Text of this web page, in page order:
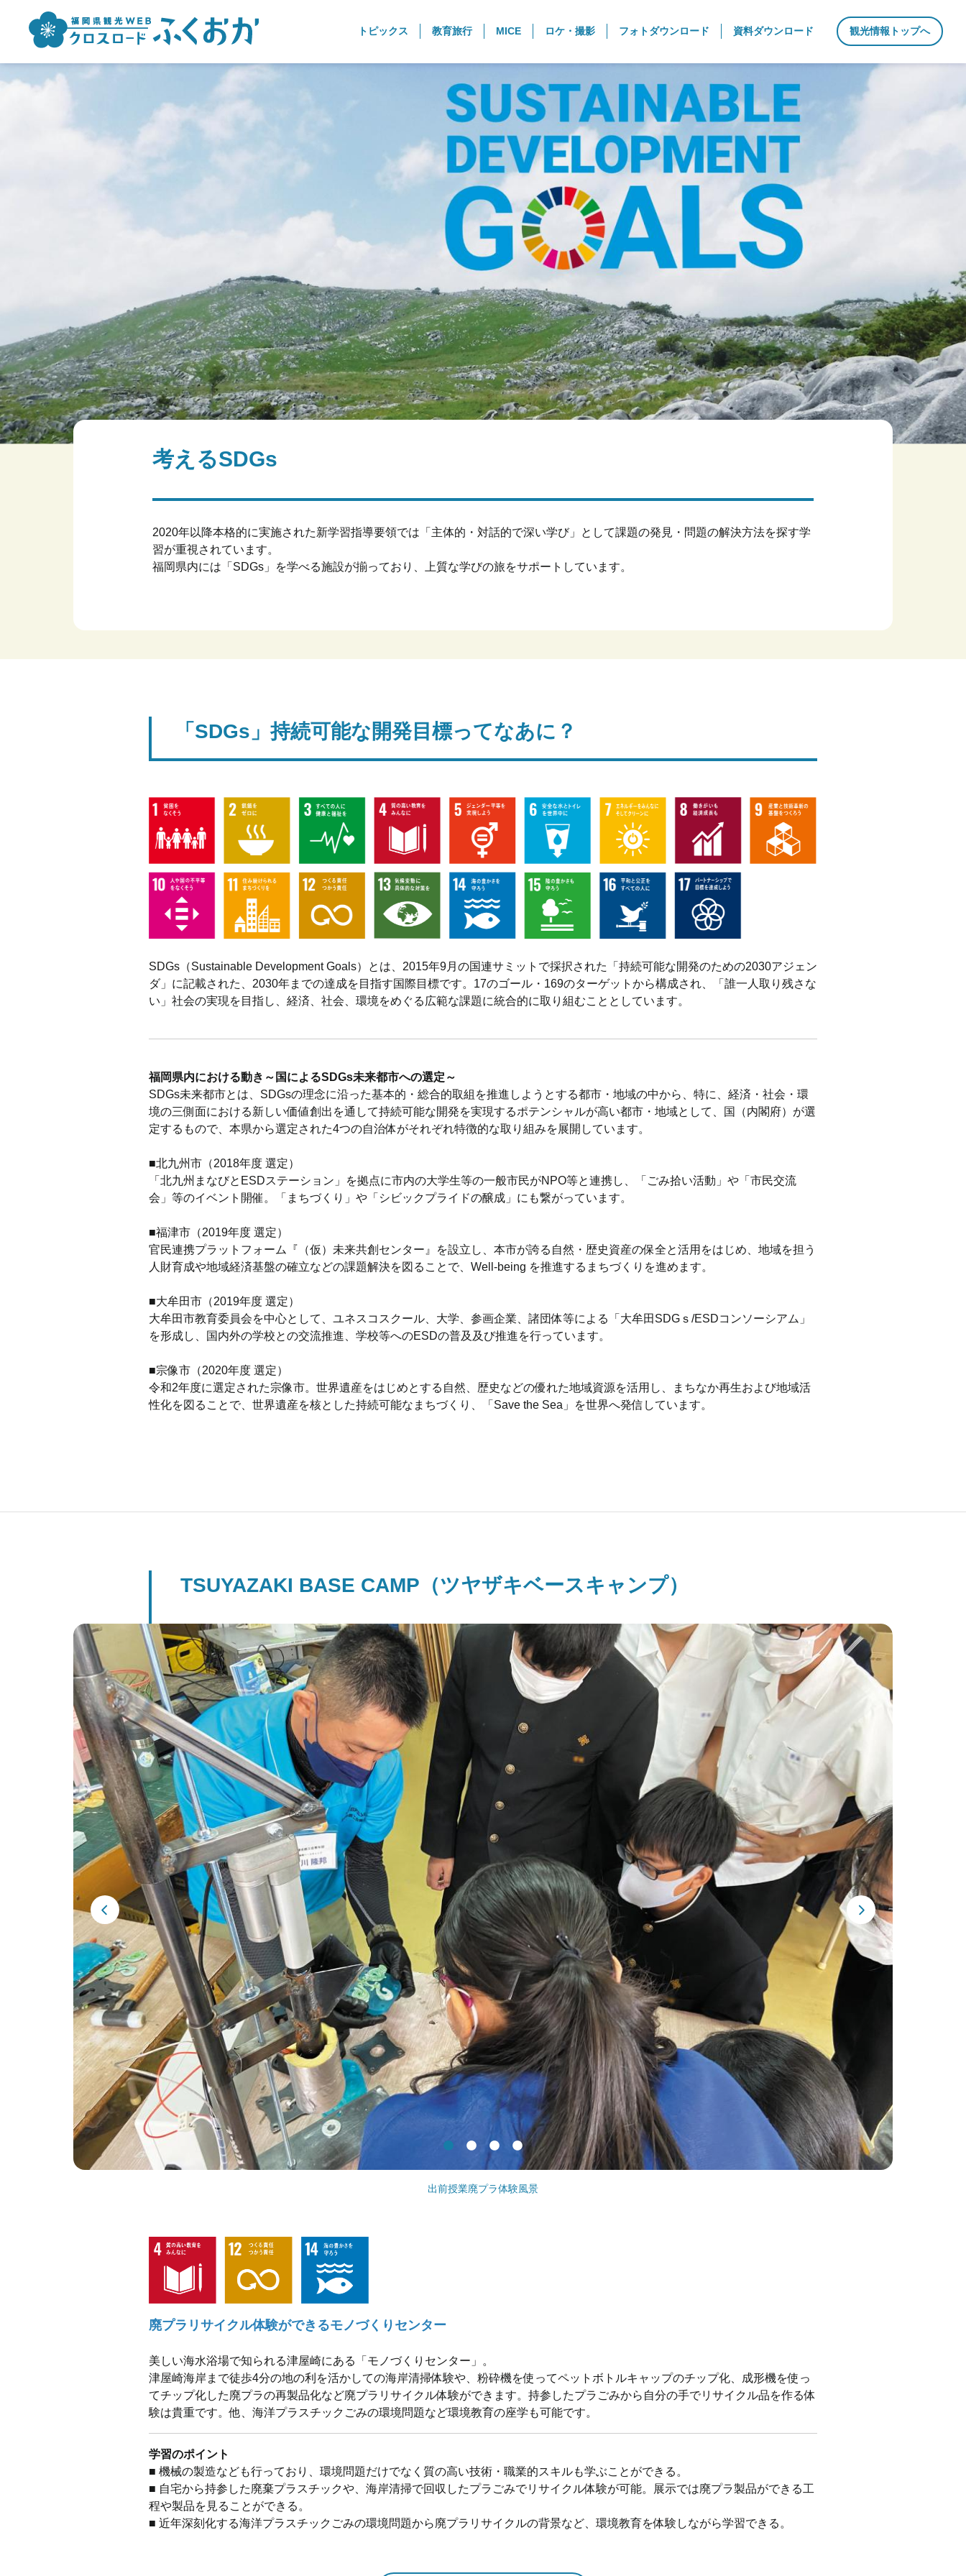
トピックス 教育旅行 MICE ロケ・撮影 フォトダウンロード 資料ダウンロード 観光情報トップへ
考えるSDGs
2020年以降本格的に実施された新学習指導要領では「主体的・対話的で深い学び」として課題の発見・問題の解決方法を探す学
習が重視されています。
福岡県内には「SDGs」を学べる施設が揃っており、上質な学びの旅をサポートしています。
「SDGs」持続可能な開発目標ってなあに？
SDGs（Sustainable Development Goals）とは、2015年9月の国連サミットで採択された「持続可能な開発のための2030アジェン
ダ」に記載された、2030年までの達成を目指す国際目標です。17のゴール・169のターゲットから構成され、「誰一人取り残さな
い」社会の実現を目指し、経済、社会、環境をめぐる広範な課題に統合的に取り組むこととしています。
福岡県内における動き～国によるSDGs未来都市への選定～
SDGs未来都市とは、SDGsの理念に沿った基本的・総合的取組を推進しようとする都市・地域の中から、特に、経済・社会・環
境の三側面における新しい価値創出を通して持続可能な開発を実現するポテンシャルが高い都市・地域として、国（内閣府）が選
定するもので、本県から選定された4つの自治体がそれぞれ特徴的な取り組みを展開しています。
■北九州市（2018年度 選定）
「北九州まなびとESDステーション」を拠点に市内の大学生等の一般市民がNPO等と連携し、「ごみ拾い活動」や「市民交流
会」等のイベント開催。「まちづくり」や「シビックプライドの醸成」にも繋がっています。
■福津市（2019年度 選定）
官民連携プラットフォーム『（仮）未来共創センター』を設立し、本市が誇る自然・歴史資産の保全と活用をはじめ、地域を担う
人財育成や地域経済基盤の確立などの課題解決を図ることで、Well-being を推進するまちづくりを進めます。
■大牟田市（2019年度 選定）
大牟田市教育委員会を中心として、ユネスコスクール、大学、参画企業、諸団体等による「大牟田SDGｓ/ESDコンソーシアム」
を形成し、国内外の学校との交流推進、学校等へのESDの普及及び推進を行っています。
■宗像市（2020年度 選定）
令和2年度に選定された宗像市。世界遺産をはじめとする自然、歴史などの優れた地域資源を活用し、まちなか再生および地域活
性化を図ることで、世界遺産を核とした持続可能なまちづくり、「Save the Sea」を世界へ発信しています。
TSUYAZAKI BASE CAMP（ツヤザキベースキャンプ）
出前授業廃プラ体験風景
廃プラリサイクル体験ができるモノづくりセンター
美しい海水浴場で知られる津屋崎にある「モノづくりセンター」。
津屋崎海岸まで徒歩4分の地の利を活かしての海岸清掃体験や、粉砕機を使ってペットボトルキャップのチップ化、成形機を使っ
てチップ化した廃プラの再製品化など廃プラリサイクル体験ができます。持参したプラごみから自分の手でリサイクル品を作る体
験は貴重です。他、海洋プラスチックごみの環境問題など環境教育の座学も可能です。
学習のポイント
■ 機械の製造なども行っており、環境問題だけでなく質の高い技術・職業的スキルも学ぶことができる。
■ 自宅から持参した廃棄プラスチックや、海岸清掃で回収したプラごみでリサイクル体験が可能。展示では廃プラ製品ができる工
程や製品を見ることができる。
■ 近年深刻化する海洋プラスチックごみの環境問題から廃プラリサイクルの背景など、環境教育を体験しながら学習できる。